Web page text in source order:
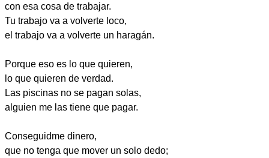
con esa cosa de trabajar.
Tu trabajo va a volverte loco,
el trabajo va a volverte un haragán.
Porque eso es lo que quieren,
lo que quieren de verdad.
Las piscinas no se pagan solas,
alguien me las tiene que pagar.
Conseguidme dinero,
que no tenga que mover un solo dedo;